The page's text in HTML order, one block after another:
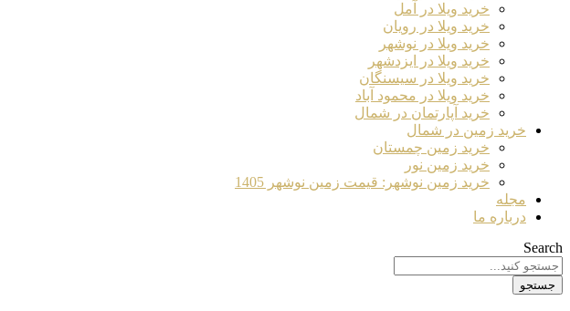
خرید ویلا در آمل
خرید ویلا در رویان
خرید ویلا در نوشهر
خرید ویلا در ایزدشهر
خرید ویلا در سیسنگان
خرید ویلا در محمود آباد
خرید آپارتمان در شمال
خرید زمین در شمال
خرید زمین چمستان
خرید زمین نور
خرید زمین نوشهر: قیمت زمین نوشهر 1405
مجله
درباره ما
Search
جستجو